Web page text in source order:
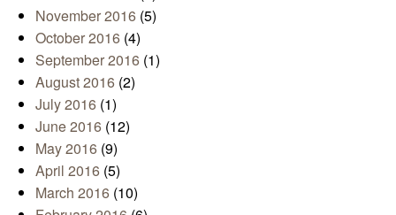
November 2016 (5)
October 2016 (4)
September 2016 (1)
August 2016 (2)
July 2016 (1)
June 2016 (12)
May 2016 (9)
April 2016 (5)
March 2016 (10)